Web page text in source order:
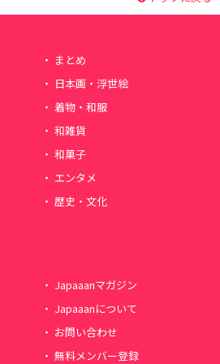
まとめ
日本画・浮世絵
着物・和服
和雑貨
和菓子
エンタメ
歴史・文化
Japaaanマガジン
Japaaanについて
お問い合わせ
無料メンバー登録